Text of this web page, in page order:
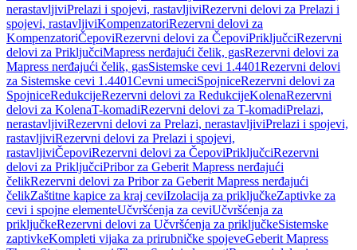
nerastavljiviPrelazi i spojevi, rastavljiviRezervni delovi za Prelazi i
spojevi, rastavljiviKompenzatoriRezervni delovi za
KompenzatoriČepoviRezervni delovi za ČepoviPriključciRezervni
delovi za PriključciMapress nerđajući čelik, gasRezervni delovi za
Mapress nerđajući čelik, gasSistemske cevi 1.4401Rezervni delovi
za Sistemske cevi 1.4401Cevni umeciSpojniceRezervni delovi za
SpojniceRedukcijeRezervni delovi za RedukcijeKolenaRezervni
delovi za KolenaT-komadiRezervni delovi za T-komadiPrelazi,
nerastavljiviRezervni delovi za Prelazi, nerastavljiviPrelazi i spojevi,
rastavljiviRezervni delovi za Prelazi i spojevi,
rastavljiviČepoviRezervni delovi za ČepoviPriključciRezervni
delovi za PriključciPribor za Geberit Mapress nerđajući
čelikRezervni delovi za Pribor za Geberit Mapress nerđajući
čelikZaštitne kapice za kraj ceviIzolacija za priključkeZaptivke za
cevi i spojne elementeUčvršćenja za ceviUčvršćenja za
priključkeRezervni delovi za Učvršćenja za priključkeSistemske
zaptivkeKompleti vijaka za prirubničke spojeveGeberit Mapress